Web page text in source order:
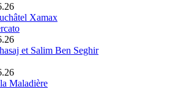
Xamax
et Salim Ben Seghir
Maladière